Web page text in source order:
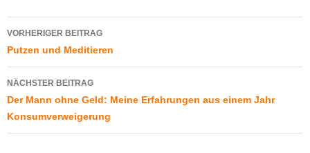
Beitragsnavigation
VORHERIGER BEITRAG
Putzen und Meditieren
NÄCHSTER BEITRAG
Der Mann ohne Geld: Meine Erfahrungen aus einem Jahr
Konsumverweigerung